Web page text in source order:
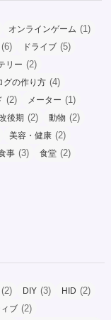
オンラインゲーム (1)
(6) ドライブ (5)
リー (2)
グの作り方 (4)
(2) メーター (1)
後期 (2) 動物 (2)
美容・健康 (2)
事 (3) 食堂 (2)
(2) DIY (3) HID (2)
ブ (2)